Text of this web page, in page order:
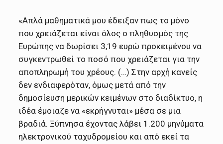
«Απλά μαθηματικά μου έδειξαν πως το μόνο
που χρειάζεται είναι όλος ο πληθυσμός της
Ευρώπης να δωρίσει 3,19 ευρώ προκειμένου να
συγκεντρωθεί το ποσό που χρειάζεται για την
αποπληρωμή του χρέους. (…) Στην αρχή κανείς
δεν ενδιαφερόταν, όμως μετά από την
δημοσίευση μερικών κειμένων στο διαδίκτυο, η
ιδέα έμοιαζε να «εκρήγνυται» μέσα σε μια
βραδιά. Ξύπνησα έχοντας λάβει 1.200 μηνύματα
ηλεκτρονικού ταχυδρομείου και από εκεί τα